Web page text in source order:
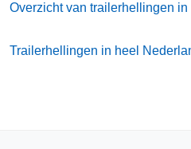
Overzicht van trailerhellingen
Trailerhellingen in heel